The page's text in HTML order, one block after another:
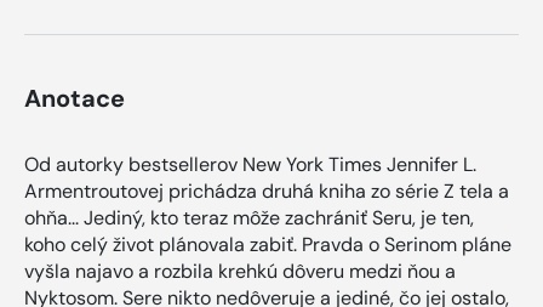
Anotace
Od autorky bestsellerov New York Times Jennifer L.
Armentroutovej prichádza druhá kniha zo série Z tela a
ohňa... Jediný, kto teraz môže zachrániť Seru, je ten,
koho celý život plánovala zabiť. Pravda o Serinom pláne
vyšla najavo a rozbila krehkú dôveru medzi ňou a
Nyktosom. Sere nikto nedôveruje a jediné, čo jej ostalo,